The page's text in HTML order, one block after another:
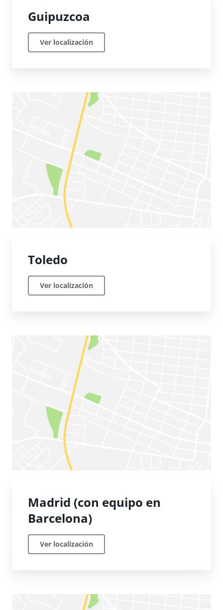
Guipuzcoa
Ver localización
Toledo
Ver localización
Madrid (con equipo en
Barcelona)
Ver localización